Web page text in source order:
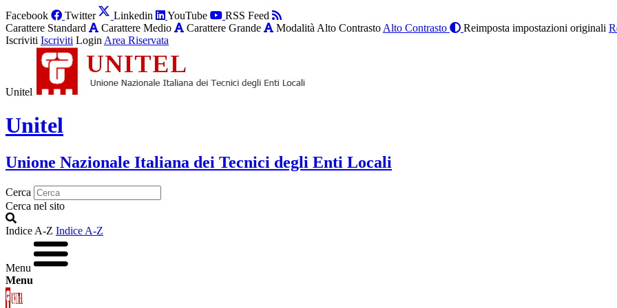
Facebook Twitter Linkedin YouTube
RSS Feed
Carattere Standard
Carattere Medio Carattere Grande Modalità Alto Contrasto Alto Contrasto Reimposta impostazioni originali
Iscriviti Iscriviti Login Area Riservata
Unitel
Unitel
Unione Nazionale Italiana dei Tecnici degli Enti Locali
Cerca
Cerca nel sito
Indice A-Z Indice A-Z
Menu
Menu